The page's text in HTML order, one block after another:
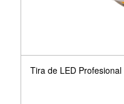
Tira de LED